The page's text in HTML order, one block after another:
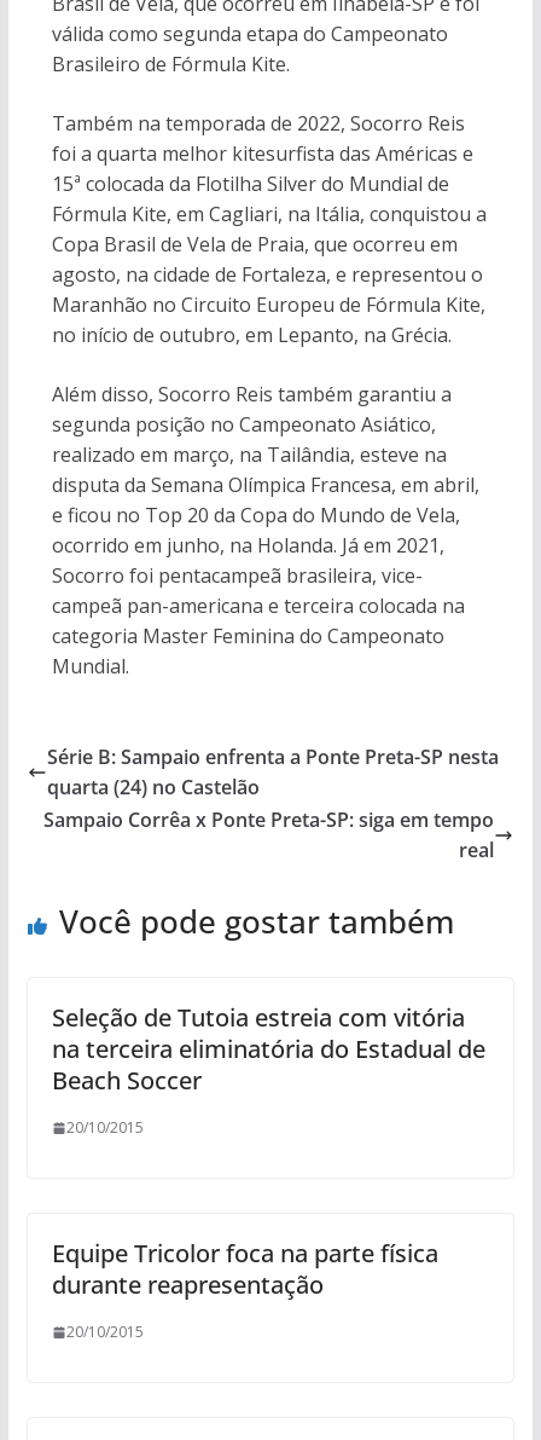
válida como segunda etapa do Campeonato
Brasileiro de Fórmula Kite.
Também na temporada de 2022, Socorro Reis
foi a quarta melhor kitesurfista das Américas e
15ª colocada da Flotilha Silver do Mundial de
Fórmula Kite, em Cagliari, na Itália, conquistou a
Copa Brasil de Vela de Praia, que ocorreu em
agosto, na cidade de Fortaleza, e representou o
Maranhão no Circuito Europeu de Fórmula Kite,
no início de outubro, em Lepanto, na Grécia.
Além disso, Socorro Reis também garantiu a
segunda posição no Campeonato Asiático,
realizado em março, na Tailândia, esteve na
disputa da Semana Olímpica Francesa, em abril,
e ficou no Top 20 da Copa do Mundo de Vela,
ocorrido em junho, na Holanda. Já em 2021,
Socorro foi pentacampeã brasileira, vice-
campeã pan-americana e terceira colocada na
categoria Master Feminina do Campeonato
Mundial.
Série B: Sampaio enfrenta a Ponte Preta-SP nesta
quarta (24) no Castelão
Sampaio Corrêa x Ponte Preta-SP: siga em tempo
real
Você pode gostar também
Seleção de Tutoia estreia com vitória
na terceira eliminatória do Estadual de
Beach Soccer
20/10/2015
Equipe Tricolor foca na parte física
durante reapresentação
20/10/2015